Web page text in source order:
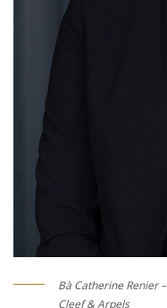
Bà Catherine Renier
Cleef & Arpels